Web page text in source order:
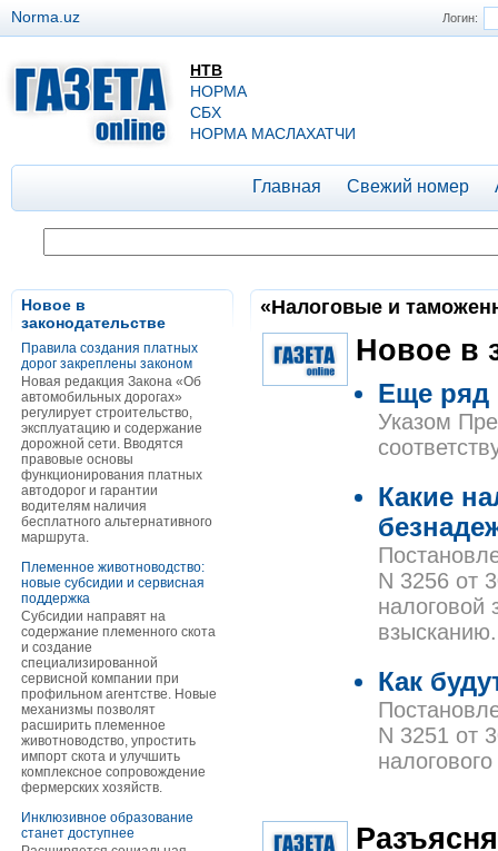
Логин:
Norma.uz
НТВ
НОРМА
СБХ
НОРМА МАСЛАХАТЧИ
Главная Свежий номер
Новое в
законодательстве
Правила создания платных
дорог закреплены законом
Новая редакция Закона «Об
автомобильных дорогах»
регулирует строительство,
эксплуатацию и содержание
дорожной сети. Вводятся
правовые основы
функционирования платных
автодорог и гарантии
водителям наличия
бесплатного альтернативного
маршрута.
Племенное животноводство:
новые субсидии и сервисная
поддержка
Субсидии направят на
содержание племенного скота
и создание
специализированной
сервисной компании при
профильном агентстве. Новые
механизмы позволят
расширить племенное
животноводство, упростить
импорт скота и улучшить
комплексное сопровождение
фермерских хозяйств.
Инклюзивное образование
станет доступнее
«Налоговые и
Новое в
Еще ряд
Указом
Какие
N 3256 от
налоговой
взысканию.
Как
N 3251 от